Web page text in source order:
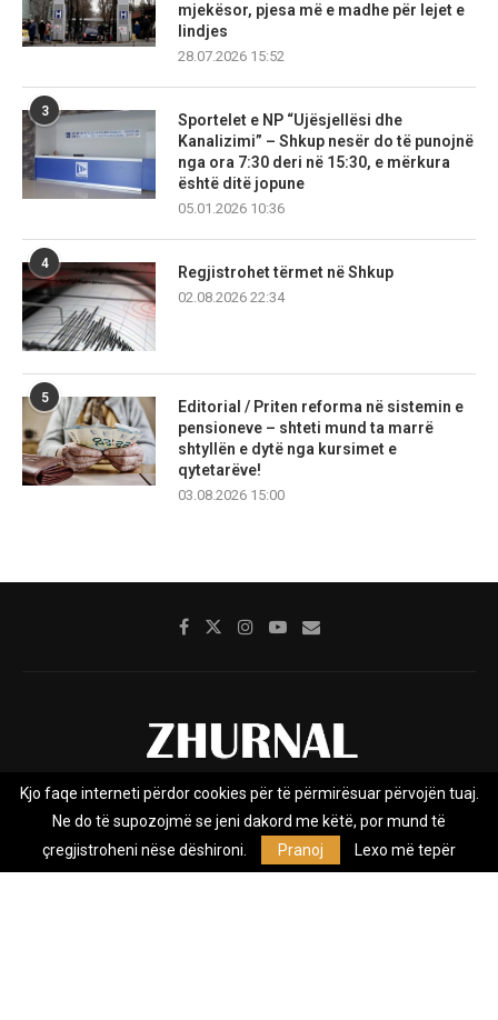
mjekësor, pjesa më e madhe për lejet e
lindjes
28.07.2026 15:52
3
Sportelet e NP “Ujësjellësi dhe
Kanalizimi” – Shkup nesër do të punojnë
nga ora 7:30 deri në 15:30, e mërkura
është ditë jopune
05.01.2026 10:36
4
Regjistrohet tërmet në Shkup
02.08.2026 22:34
5
Editorial / Priten reforma në sistemin e
pensioneve – shteti mund ta marrë
shtyllën e dytë nga kursimet e
qytetarëve!
03.08.2026 15:00
Rreth nesh Impresumi Marketing
Privacy Policy
Zhurnal.mk është Agjenci e Lajmeve e pavarur, e themeluar në vitin
Kjo faqe interneti përdor cookies për të përmirësuar përvojën tuaj.
Ne do të supozojmë se jeni dakord me këtë, por mund të
çregjistroheni nëse dëshironi.
Pranoj Lexo më tepër